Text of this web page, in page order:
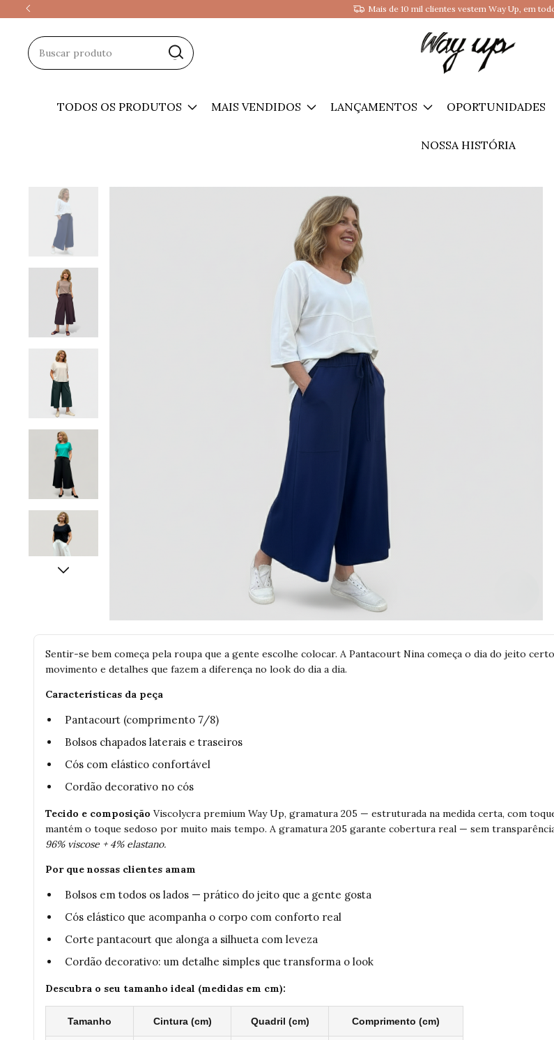
Ganhe 10% OFF na sua primeira compra: cadastre-se
TODOS OS PRODUTOS MAIS VENDIDOS LANÇAMENTOS OPORTUNIDADES
NOSSA HISTÓRIA
Sentir-se bem começa pela roupa que a gente escolhe colocar. A Pantacourt Nina começa o dia do jeito
movimento e detalhes que fazem a diferença no look do dia a dia.
Características da peça
Pantacourt (comprimento 7/8)
Bolsos chapados laterais e traseiros
Cós com elástico confortável
Cordão decorativo no cós
Tecido e composição Viscolycra premium Way Up, gramatura 205 — estruturada na medida certa, com
mantém o toque sedoso por muito mais tempo. A gramatura 205 garante cobertura real — sem
96% viscose + 4% elastano.
Por que nossas clientes amam
Bolsos em todos os lados — prático do jeito que a gente gosta
Cós elástico que acompanha o corpo com conforto real
Corte pantacourt que alonga a silhueta com leveza
Cordão decorativo: um detalhe simples que transforma o look
Descubra o seu tamanho ideal (medidas em cm):
Tamanho Cintura (cm) Quadril (cm) Comprimento (cm)